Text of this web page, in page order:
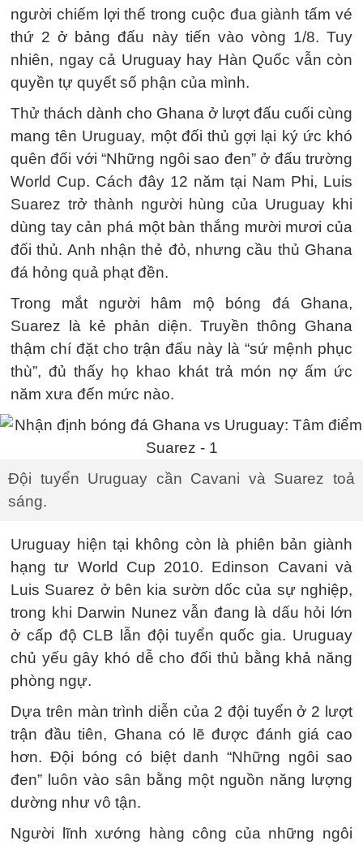
người chiếm lợi thế trong cuộc đua giành tấm vé
thứ 2 ở bảng đấu này tiến vào vòng 1/8. Tuy
nhiên, ngay cả Uruguay hay Hàn Quốc vẫn còn
quyền tự quyết số phận của mình.
Thử thách dành cho Ghana ở lượt đấu cuối cùng
mang tên Uruguay, một đối thủ gợi lại ký ức khó
quên đối với “Những ngôi sao đen” ở đấu trường
World Cup. Cách đây 12 năm tại Nam Phi, Luis
Suarez trở thành người hùng của Uruguay khi
dùng tay cản phá một bàn thắng mười mươi của
đối thủ. Anh nhận thẻ đỏ, nhưng cầu thủ Ghana
đá hỏng quả phạt đền.
Trong mắt người hâm mộ bóng đá Ghana,
Suarez là kẻ phản diện. Truyền thông Ghana
thậm chí đặt cho trận đấu này là “sứ mệnh phục
thù”, đủ thấy họ khao khát trả món nợ ấm ức
năm xưa đến mức nào.
Đội tuyển Uruguay cần Cavani và Suarez toả
sáng.
Uruguay hiện tại không còn là phiên bản giành
hạng tư World Cup 2010. Edinson Cavani và
Luis Suarez ở bên kia sườn dốc của sự nghiệp,
trong khi Darwin Nunez vẫn đang là dấu hỏi lớn
ở cấp độ CLB lẫn đội tuyển quốc gia. Uruguay
chủ yếu gây khó dễ cho đối thủ bằng khả năng
phòng ngự.
Dựa trên màn trình diễn của 2 đội tuyển ở 2 lượt
trận đầu tiên, Ghana có lẽ được đánh giá cao
hơn. Đội bóng có biệt danh “Những ngôi sao
đen” luôn vào sân bằng một nguồn năng lượng
dường như vô tận.
Người lĩnh xướng hàng công của những ngôi